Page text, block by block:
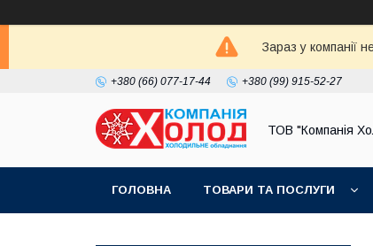
Зараз у компанії
+380 (66) 077-17-44 +380 (99) 915-52-27
ТОВ "Компанія
ГОЛОВНА ТОВАРИ ТА ПОСЛУГИ